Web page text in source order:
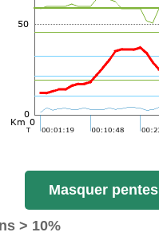
Masquer pentes
> 10%